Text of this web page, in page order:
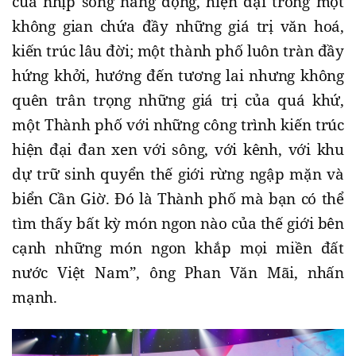
không gian chứa đầy những giá trị văn hoá,
kiến trúc lâu đời; một thành phố luôn tràn đầy
hứng khởi, hướng đến tương lai nhưng không
quên trân trọng những giá trị của quá khứ,
một Thành phố với những công trình kiến trúc
hiện đại đan xen với sông, với kênh, với khu
dự trữ sinh quyển thế giới rừng ngập mặn và
biển Cần Giờ. Đó là Thành phố mà bạn có thể
tìm thấy bất kỳ món ngon nào của thế giới bên
cạnh những món ngon khắp mọi miền đất
nước Việt Nam”, ông Phan Văn Mãi, nhấn
mạnh.